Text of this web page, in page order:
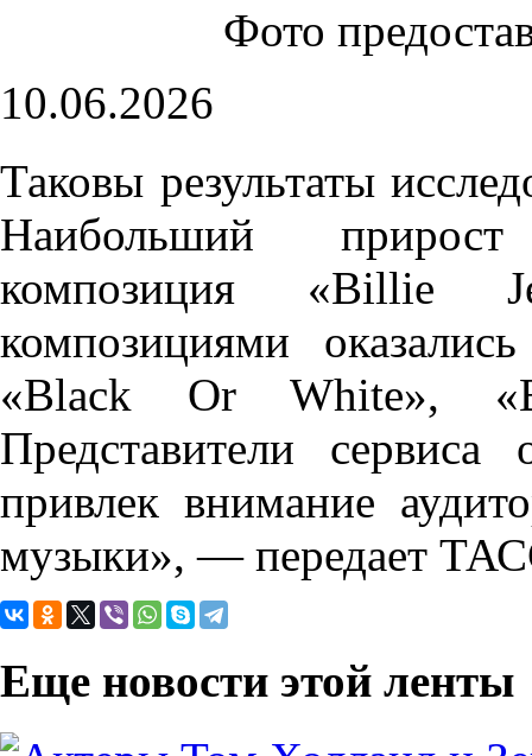
Фото
10.06.2026
Таковы результаты
Наибольший
композиция «Billie
композициями
«Black Or White»,
Представители
привлек внимание
музыки», — передает
Еще новости этой ленты